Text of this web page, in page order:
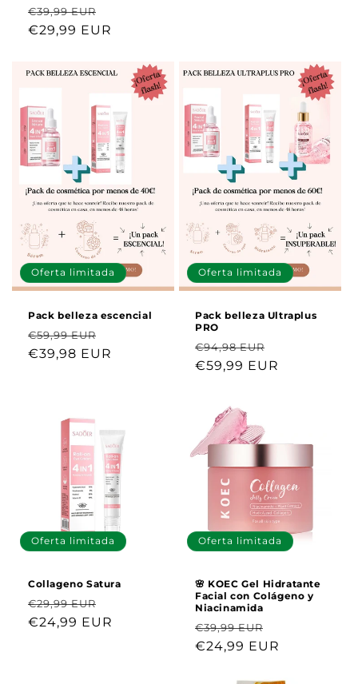
Precio
habitual
€39,99 EUR
de
€29,99 EUR
Oferta limitada
Pack belleza escencial
Precio
habitual
€59,99 EUR
de
€39,98 EUR
Oferta limitada
Pack belleza Ultraplus
PRO
Precio
habitual
€94,98 EUR
de
€59,99 EUR
Oferta limitada
Collageno Satura
Precio
habitual
€29,99 EUR
de
€24,99 EUR
Oferta limitada
🌸 KOEC Gel Hidratante
Facial con Colágeno y
Niacinamida
Precio
habitual
€39,99 EUR
de
€24,99 EUR